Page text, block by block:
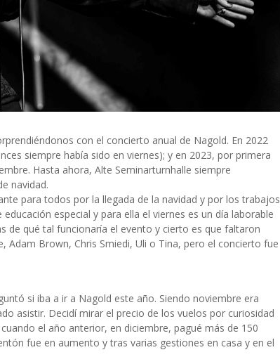
con el concierto anual de Nagold. En 2022
siempre había sido en viernes); y en 2023, por primera
Hasta ahora, Alte Seminarturnhalle siempre
navidad.
para todos por la llegada de la navidad y por los trabajos
especial y para ella el viernes es un día laborable
de qué tal funcionaría el evento y cierto es que faltaron
Adam Brown, Chris Smiedi, Uli o Tina, pero el concierto fue
si iba a ir a Nagold este año. Siendo noviembre era
asistir. Decidí mirar el precio de los vuelos por curiosidad
el año anterior, en diciembre, pagué más de 150
fue en aumento y tras varias gestiones en casa y en el